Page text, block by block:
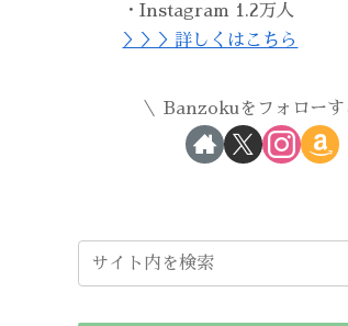
・Instagram 1.2万人
＞＞＞詳しくはこちら
Banzokuをフォローす